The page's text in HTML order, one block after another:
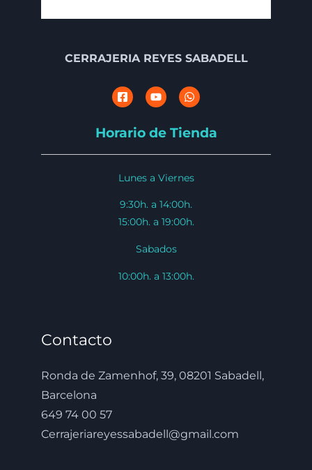
CERRAJERIA REYES SABADELL
Horario de Tienda
Lunes a Viernes
9:30h. a 14:00h.
15:00h. a 19:00h.
Sabados
10:00h. a 13:00h.
Contacto
Ronda de Zamenhof, 39, 08201 Sabadell,
Barcelona
649 74 00 57
Cerrajeriareyessabadell@gmail.com